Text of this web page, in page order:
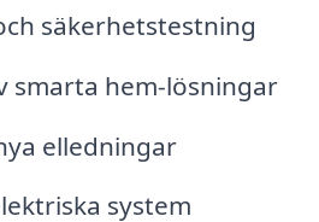
säkerhetstestning
smarta hem-lösningar
elledningar
system